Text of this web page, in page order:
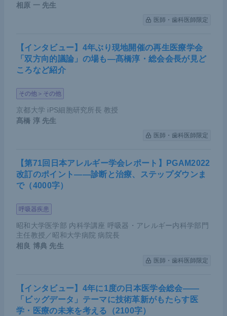
相原 一 先生
医師・歯科医師限定
【インタビュー】4年ぶり現地開催の再生医療学会
「双方向的議論」の場も―髙橋淳・総会会長が見ど
ころなど紹介
その他＞その他
京都大学 iPS細胞研究所長 教授
髙橋 淳 先生
医師・歯科医師限定
【第71回日本アレルギー学会レポート】PGAM2022
改訂のポイント――診断と治療、ステップダウンま
で（4000字）
呼吸器疾患
昭和大学医学部 内科学講座 呼吸器・アレルギー内科学部門
主任教授／昭和大学病院 病院長
相良 博典 先生
医師・歯科医師限定
【インタビュー】4年に1度の日本医学会総会――
「ビッグデータ」テーマに技術革新がもたらす医
学・医療の未来を考える（2100字）